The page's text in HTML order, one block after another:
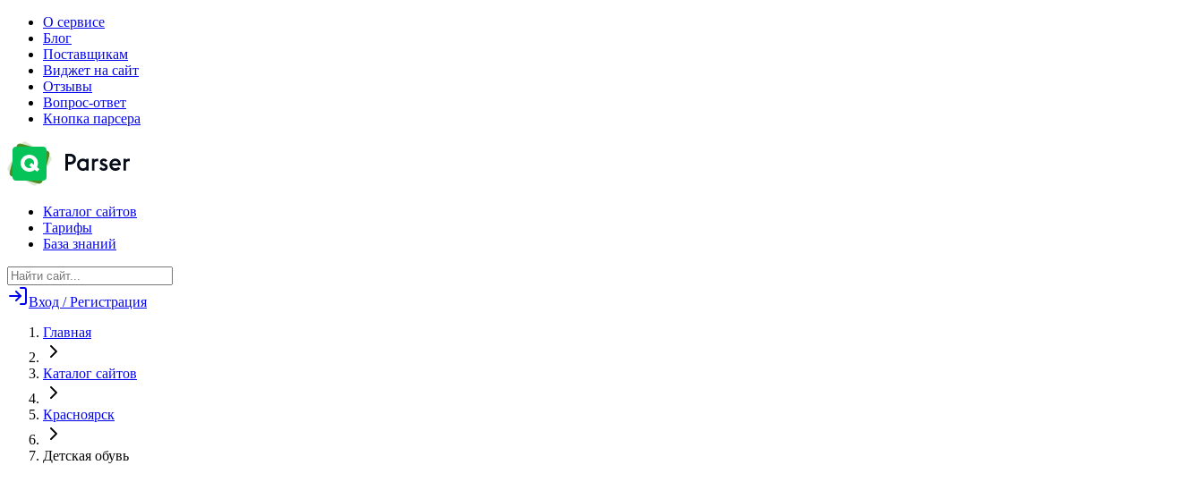
О сервисе
Блог
Поставщикам
Виджет на сайт
Отзывы
Вопрос-ответ
Кнопка парсера
Каталог сайтов
Тарифы
База знаний
Вход / Регистрация
Главная
Каталог сайтов
Красноярск
Детская обувь